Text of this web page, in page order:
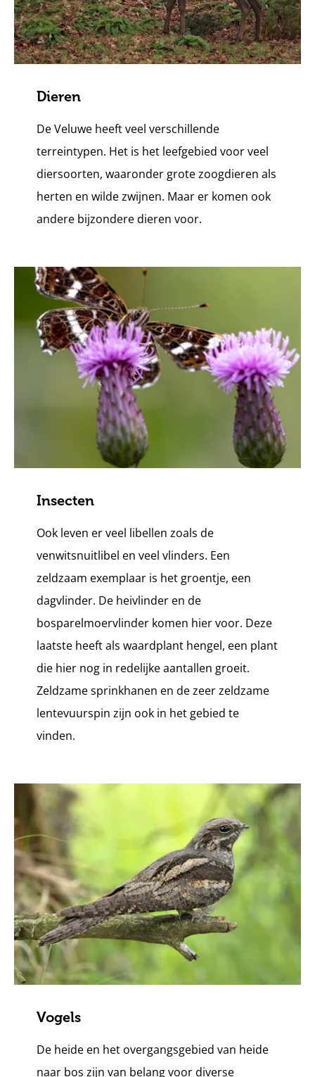
Dieren
De Veluwe heeft veel verschillende
terreintypen. Het is het leefgebied voor veel
diersoorten, waaronder grote zoogdieren als
herten en wilde zwijnen. Maar er komen ook
andere bijzondere dieren voor.
Insecten
Ook leven er veel libellen zoals de
venwitsnuitlibel en veel vlinders. Een
zeldzaam exemplaar is het groentje, een
dagvlinder. De heivlinder en de
bosparelmoervlinder komen hier voor. Deze
laatste heeft als waardplant hengel, een plant
die hier nog in redelijke aantallen groeit.
Zeldzame sprinkhanen en de zeer zeldzame
lentevuurspin zijn ook in het gebied te
vinden.
Vogels
De heide en het overgangsgebied van heide
naar bos zijn van belang voor diverse